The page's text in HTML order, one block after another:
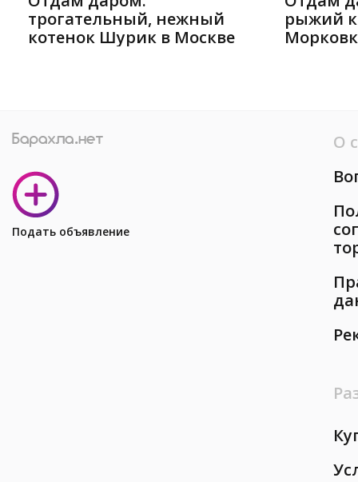
трогательный, нежный
котенок Шурик в Москве
рыжий
Подать объявление
О